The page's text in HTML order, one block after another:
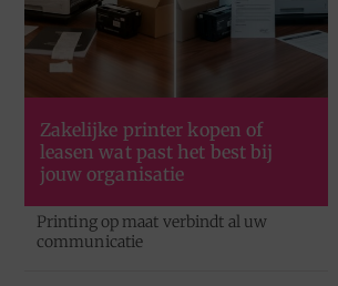
Zakelijke printer kopen of
leasen wat past het best bij
jouw organisatie
Printing op maat verbindt al uw
communicatie